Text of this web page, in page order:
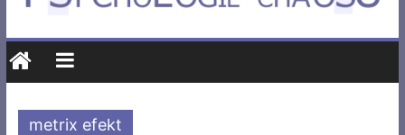
metrix efekt